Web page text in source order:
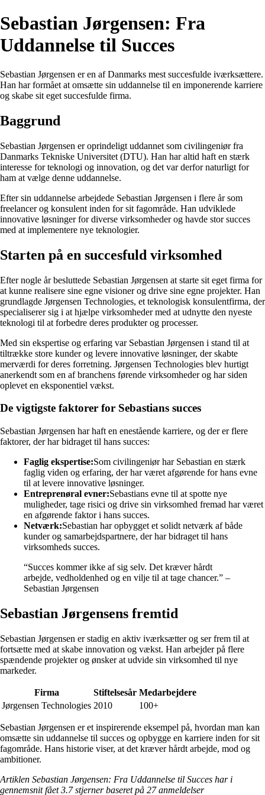
Sebastian Jørgensen: Fra
Uddannelse til Succes
Sebastian Jørgensen er en af Danmarks mest succesfulde iværksættere.
Han har formået at omsætte sin uddannelse til en imponerende karriere
og skabe sit eget succesfulde firma.
Baggrund
Sebastian Jørgensen er oprindeligt uddannet som civilingeniør fra
Danmarks Tekniske Universitet (DTU). Han har altid haft en stærk
interesse for teknologi og innovation, og det var derfor naturligt for
ham at vælge denne uddannelse.
Efter sin uddannelse arbejdede Sebastian Jørgensen i flere år som
freelancer og konsulent inden for sit fagområde. Han udviklede
innovative løsninger for diverse virksomheder og havde stor succes
med at implementere nye teknologier.
Starten på en succesfuld virksomhed
Efter nogle år besluttede Sebastian Jørgensen at starte sit eget firma for
at kunne realisere sine egne visioner og drive sine egne projekter. Han
grundlagde Jørgensen Technologies, et teknologisk konsulentfirma, der
specialiserer sig i at hjælpe virksomheder med at udnytte den nyeste
teknologi til at forbedre deres produkter og processer.
Med sin ekspertise og erfaring var Sebastian Jørgensen i stand til at
tiltrække store kunder og levere innovative løsninger, der skabte
merværdi for deres forretning. Jørgensen Technologies blev hurtigt
anerkendt som en af branchens førende virksomheder og har siden
oplevet en eksponentiel vækst.
De vigtigste faktorer for Sebastians succes
Sebastian Jørgensen har haft en enestående karriere, og der er flere
faktorer, der har bidraget til hans succes:
Faglig ekspertise:Som civilingeniør har Sebastian en stærk
faglig viden og erfaring, der har været afgørende for hans evne
til at levere innovative løsninger.
Entreprenøral evner:Sebastians evne til at spotte nye
muligheder, tage risici og drive sin virksomhed fremad har været
en afgørende faktor i hans succes.
Netværk:Sebastian har opbygget et solidt netværk af både
kunder og samarbejdspartnere, der har bidraget til hans
virksomheds succes.
“Succes kommer ikke af sig selv. Det kræver hårdt
arbejde, vedholdenhed og en vilje til at tage chancer.” –
Sebastian Jørgensen
Sebastian Jørgensens fremtid
Sebastian Jørgensen er stadig en aktiv iværksætter og ser frem til at
fortsætte med at skabe innovation og vækst. Han arbejder på flere
spændende projekter og ønsker at udvide sin virksomhed til nye
markeder.
Firma Stiftelsesår Medarbejdere
Jørgensen Technologies 2010 100+
Sebastian Jørgensen er et inspirerende eksempel på, hvordan man kan
omsætte sin uddannelse til succes og opbygge en karriere inden for sit
fagområde. Hans historie viser, at det kræver hårdt arbejde, mod og
ambitioner.
Artiklen Sebastian Jørgensen: Fra Uddannelse til Succes har i
gennemsnit fået3.7stjerner baseret på 27anmeldelser